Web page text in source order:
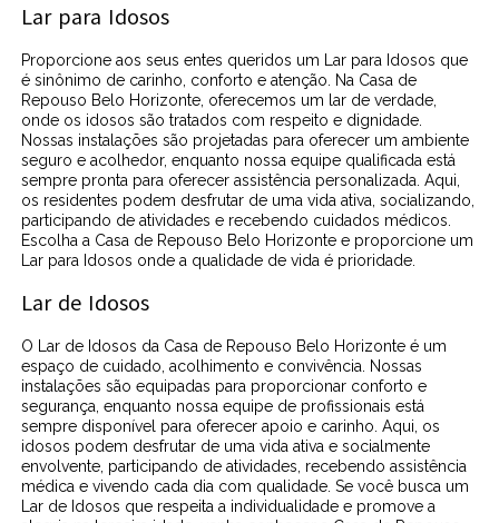
Lar para Idosos
Proporcione aos seus entes queridos um Lar para Idosos que
é sinônimo de carinho, conforto e atenção. Na Casa de
Repouso Belo Horizonte, oferecemos um lar de verdade,
onde os idosos são tratados com respeito e dignidade.
Nossas instalações são projetadas para oferecer um ambiente
seguro e acolhedor, enquanto nossa equipe qualificada está
sempre pronta para oferecer assistência personalizada. Aqui,
os residentes podem desfrutar de uma vida ativa, socializando,
participando de atividades e recebendo cuidados médicos.
Escolha a Casa de Repouso Belo Horizonte e proporcione um
Lar para Idosos onde a qualidade de vida é prioridade.
Lar de Idosos
O Lar de Idosos da Casa de Repouso Belo Horizonte é um
espaço de cuidado, acolhimento e convivência. Nossas
instalações são equipadas para proporcionar conforto e
segurança, enquanto nossa equipe de profissionais está
sempre disponível para oferecer apoio e carinho. Aqui, os
idosos podem desfrutar de uma vida ativa e socialmente
envolvente, participando de atividades, recebendo assistência
médica e vivendo cada dia com qualidade. Se você busca um
Lar de Idosos que respeita a individualidade e promove a